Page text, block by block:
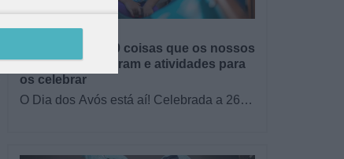
Dia dos Avós: 10 coisas que os nossos
avós nos ensinaram e atividades para
os celebrar
O Dia dos Avós está aí! Celebrada a 26
BRINCAR